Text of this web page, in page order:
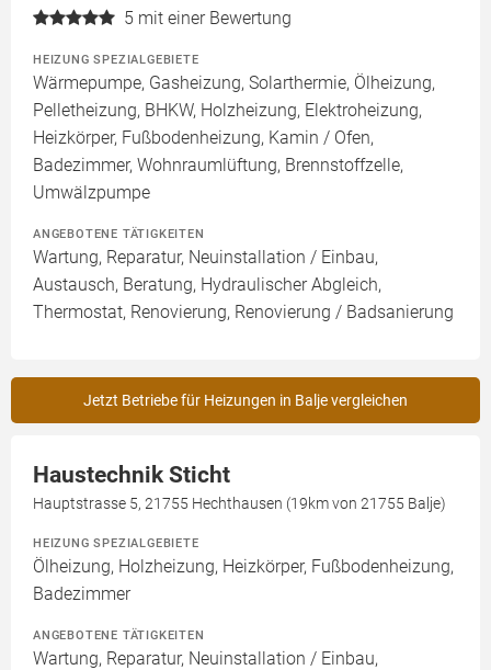
5 mit einer Bewertung
HEIZUNG SPEZIALGEBIETE
Wärmepumpe, Gasheizung, Solarthermie, Ölheizung,
Pelletheizung, BHKW, Holzheizung, Elektroheizung,
Heizkörper, Fußbodenheizung, Kamin / Ofen,
Badezimmer, Wohnraumlüftung, Brennstoffzelle,
Umwälzpumpe
ANGEBOTENE TÄTIGKEITEN
Wartung, Reparatur, Neuinstallation / Einbau,
Austausch, Beratung, Hydraulischer Abgleich,
Thermostat, Renovierung, Renovierung / Badsanierung
Jetzt Betriebe für Heizungen in Balje vergleichen
Haustechnik Sticht
Hauptstrasse 5, 21755 Hechthausen (19km von 21755 Balje)
HEIZUNG SPEZIALGEBIETE
Ölheizung, Holzheizung, Heizkörper, Fußbodenheizung,
Badezimmer
ANGEBOTENE TÄTIGKEITEN
Wartung, Reparatur, Neuinstallation / Einbau,